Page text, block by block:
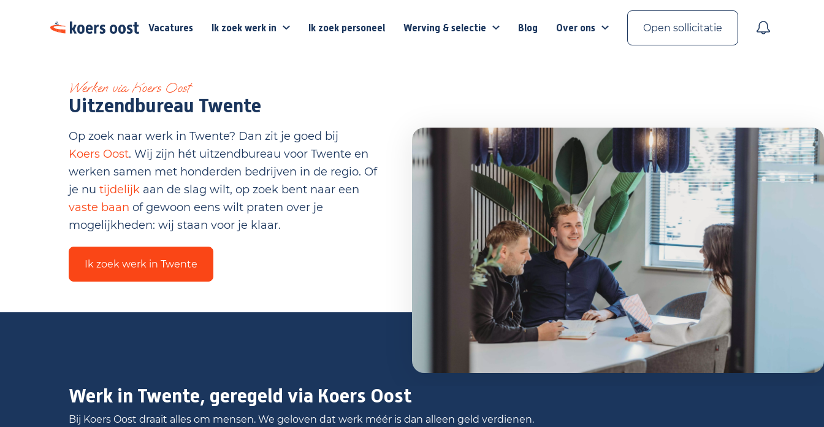
Vacatures Ik zoek werk in Ik zoek personeel Werving & selectie Blog Over ons Open sollicitatie
Werken via Koers Oost
Uitzendbureau Twente
Op zoek naar werk in Twente? Dan zit je goed bij
Koers Oost. Wij zijn hét uitzendbureau voor Twente en
werken samen met honderden bedrijven in de regio. Of
je nu tijdelijk aan de slag wilt, op zoek bent naar een
vaste baan of gewoon eens wilt praten over je
mogelijkheden: wij staan voor je klaar.
Ik zoek werk in Twente
Werk in Twente, geregeld via Koers Oost
Bij Koers Oost draait alles om mensen. We geloven dat werk méér is dan alleen geld verdienen.